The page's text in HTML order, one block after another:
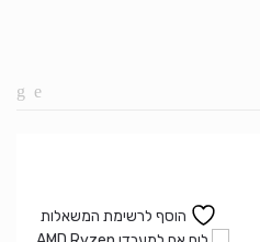
הוסף לרשימת המשאלות